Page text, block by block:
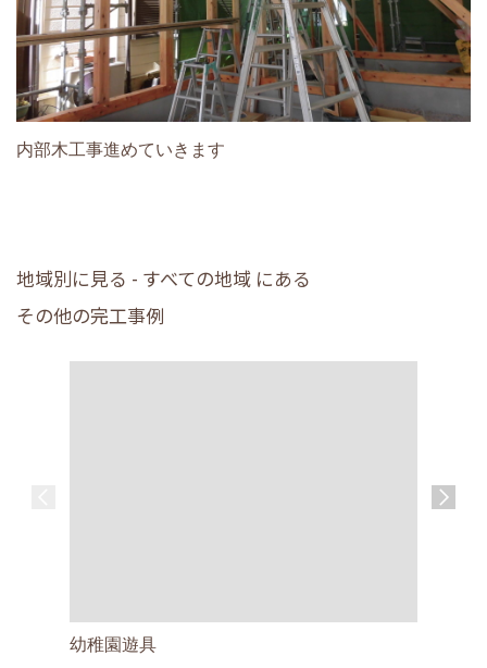
内部木工事進めていきます
地域別に見る - すべての地域 にある
その他の完工事例
幼稚園遊具